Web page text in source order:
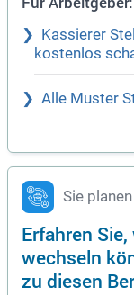
Kassierer
kostenlos
Alle Muster
Sie
Erfahren
wechseln
zu diesen